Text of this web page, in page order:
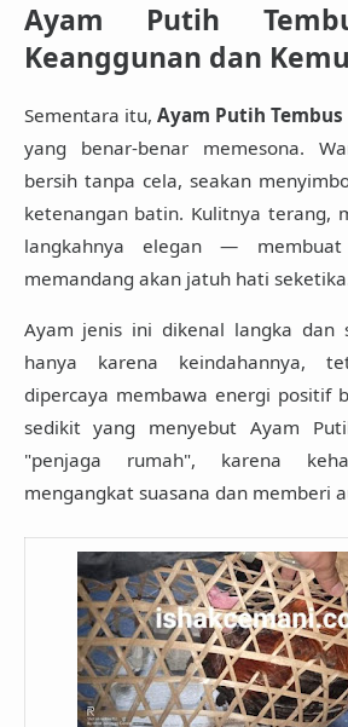
Ayam Putih
Keanggunan dan
Sementara itu, Ayam Putih Tembus
yang benar-benar memesona.
bersih tanpa cela, seakan
ketenangan batin. Kulitnya terang,
langkahnya elegan —
memandang akan jatuh hati
Ayam jenis ini dikenal langka dan
hanya karena keindahannya,
dipercaya membawa energi positif
sedikit yang menyebut Ayam
"penjaga rumah", karena
mengangkat suasana dan memberi